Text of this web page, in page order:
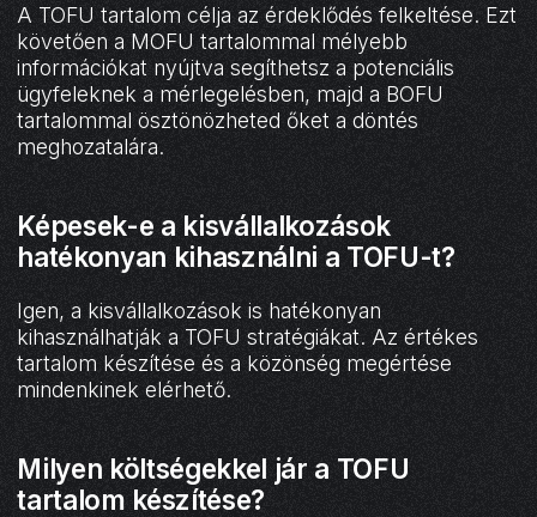
A TOFU tartalom célja az érdeklődés felkeltése. Ezt
követően a MOFU tartalommal mélyebb
információkat nyújtva segíthetsz a potenciális
ügyfeleknek a mérlegelésben, majd a BOFU
tartalommal ösztönözheted őket a döntés
meghozatalára.
Képesek-e a kisvállalkozások
hatékonyan kihasználni a TOFU-t?
Igen, a kisvállalkozások is hatékonyan
kihasználhatják a TOFU stratégiákat. Az értékes
tartalom készítése és a közönség megértése
mindenkinek elérhető.
Milyen költségekkel jár a TOFU
tartalom készítése?